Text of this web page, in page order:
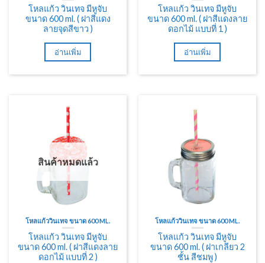
โหลแก้ว วินเทจ มีหูจับ
ขนาด 600 ml. ( ฝาสีแดง
ลายจุดสีขาว )
อ่านเพิ่ม
โหลแก้ว วินเทจ มีหูจับ
ขนาด 600 ml. ( ฝาสีแดงลาย
ดอกไม้ แบบที่ 1 )
อ่านเพิ่ม
สินค้าหมดแล้ว
โหลแก้ววินเทจ ขนาด 600 ML.
โหลแก้ว วินเทจ มีหูจับ
ขนาด 600 ml. ( ฝาสีแดงลาย
ดอกไม้ แบบที่ 2 )
โหลแก้ววินเทจ ขนาด 600 ML.
โหลแก้ว วินเทจ มีหูจับ
ขนาด 600 ml. ( ฝาเกลียว 2
ชั้น สีชมพู )